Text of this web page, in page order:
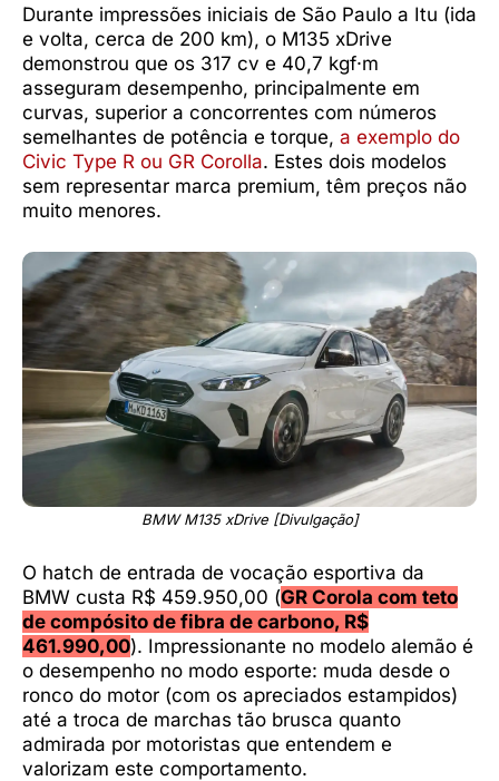
Durante impressões iniciais de São Paulo a Itu (ida
e volta, cerca de 200 km), o M135 xDrive
demonstrou que os 317 cv e 40,7 kgf·m
asseguram desempenho, principalmente em
curvas, superior a concorrentes com números
semelhantes de potência e torque, a exemplo do
Civic Type R ou GR Corolla. Estes dois modelos
sem representar marca premium, têm preços não
muito menores.
BMW M135 xDrive [Divulgação]
O hatch de entrada de vocação esportiva da
BMW custa R$ 459.950,00 (GR Corola com teto
de compósito de fibra de carbono, R$
461.990,00). Impressionante no modelo alemão é
o desempenho no modo esporte: muda desde o
ronco do motor (com os apreciados estampidos)
até a troca de marchas tão brusca quanto
admirada por motoristas que entendem e
valorizam este comportamento.